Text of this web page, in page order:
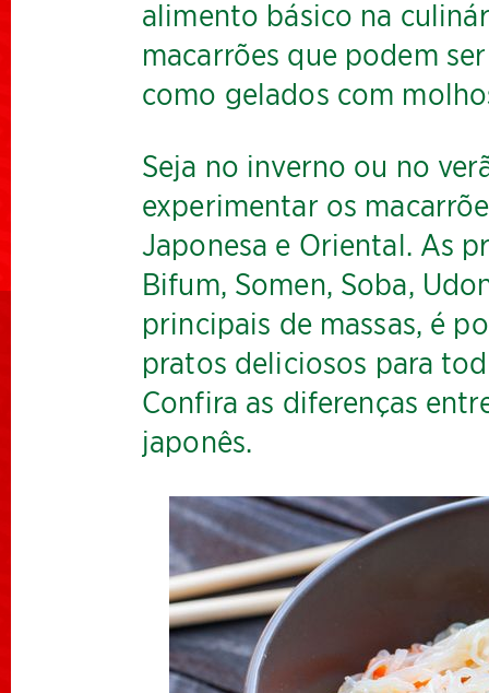
alimento básico na
macarrões que podem
como gelados com
Seja no inverno ou no
experimentar os
Japonesa e Oriental. As
Bifum, Somen, Soba,
principais de massas, é
pratos deliciosos para
Confira as diferenças
japonês.